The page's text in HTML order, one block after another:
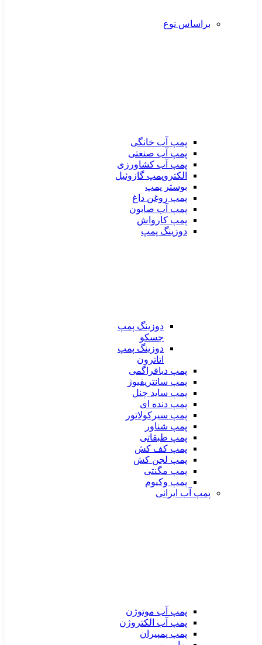
براساس نوع
پمپ آب خانگی
پمپ آب صنعتی
پمپ آب کشاورزی
الکتروپمپ گازوئیل
بوستر پمپ
پمپ روغن داغ
پمپ آب صابون
پمپ کارواش
دوزینگ پمپ
دوزینگ پمپ
جسکو
دوزینگ پمپ
اتاترون
پمپ دیافراگمی
پمپ سانتریفیوژ
پمپ ساید چنل
پمپ دنده ای
پمپ سیرکولاتور
پمپ شناور
پمپ طبقاتی
پمپ کف کش
پمپ لجن کش
پمپ مگنتی
پمپ وکیوم
پمپ آب ایرانی
پمپ آب موتوژن
پمپ آب الکتروژن
پمپ پمپیران